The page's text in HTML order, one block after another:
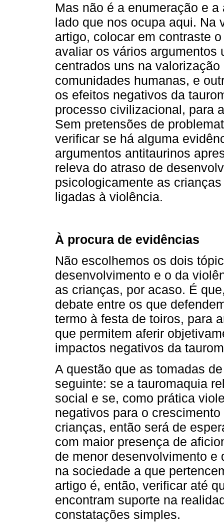
Mas não é a enumeração e
lado que nos ocupa aqui. Na
artigo, colocar em contraste
avaliar os vários argumentos
centrados uns na
comunidades humanas, e
os efeitos negativos da
processo civilizacional, para
Sem pretensões de
verificar se há alguma
argumentos antitaurinos
releva do atraso de
psicologicamente as
ligadas à violência.
À procura de evidências
Não escolhemos os dois
desenvolvimento e o da
as crianças, por acaso. É
debate entre os que
termo à festa de toiros, para
que permitem aferir
impactos negativos da
A questão que as tomadas
seguinte: se a tauromaquia
social e se, como prática
negativos para o
crianças, então será de
com maior presença de
de menor desenvolvimento
na sociedade a que
artigo é, então, verificar até
encontram suporte na
constatações simples.